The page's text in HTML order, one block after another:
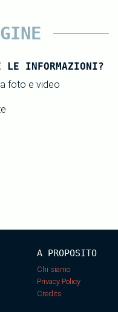
LE INFORMAZIONI?
foto e video
A PROPOSITO
Chi siamo
Privacy Policy
Credits